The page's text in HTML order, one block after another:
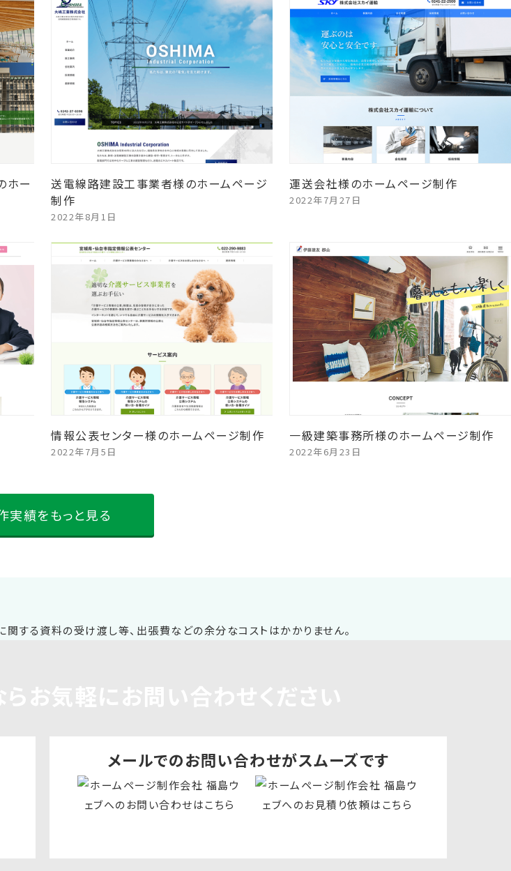
ホー
送電線路建設工事業者様のホームページ
制作
2022年8月1日
運送会社様のホームページ制作
2022年7月27日
情報公表センター様のホームページ制作
2022年7月5日
一級建築事務所様のホームページ制作
2022年6月23日
実績をもっと見る
メールでのお問い合わせがスムーズです